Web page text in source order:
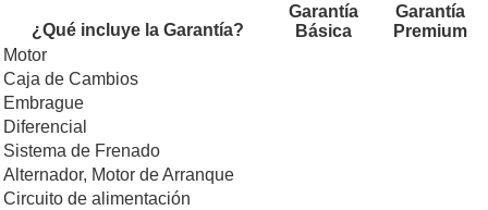
¿Qué incluye la Garantía?
Garantía
Básica
Garantía
Premium
Motor
Caja de Cambios
Embrague
Diferencial
Sistema de Frenado
Alternador, Motor de Arranque
Circuito de alimentación